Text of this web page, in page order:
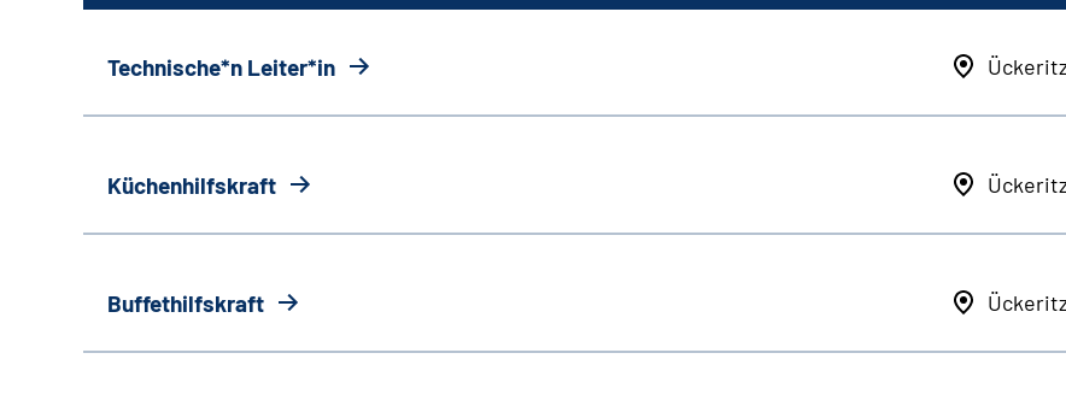
Technische*n Leiter*in
Küchenhilfskraft
Buffethilfskraft